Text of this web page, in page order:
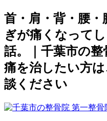
首・肩・背・腰
ぎが痛くなって
話。｜千葉市の
痛を治したい方
談ください